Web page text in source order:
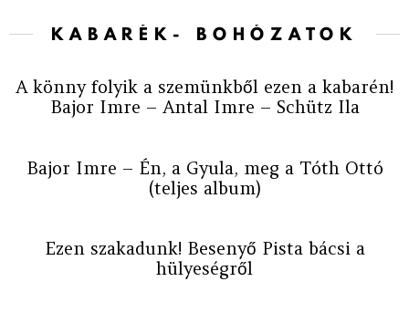
KABARÉK- BOHÓZATOK
A könny folyik a szemünkből ezen a kabarén!
Bajor Imre – Antal Imre – Schütz Ila
Bajor Imre – Én, a Gyula, meg a Tóth Ottó
(teljes album)
Ezen szakadunk! Besenyő Pista bácsi a
hülyeségről